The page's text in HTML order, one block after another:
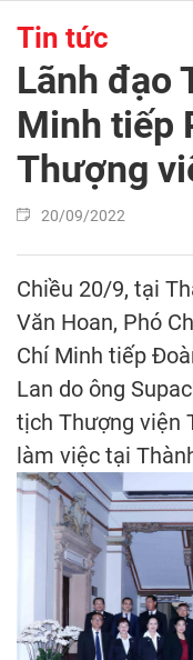
Tin tức
Lãnh đạo
Minh tiếp
Thượng
20/09/2022
Chiều 20/9, tại
Văn Hoan, Phó
Chí Minh tiếp
Lan do ông
tịch Thượng viện
làm việc tại